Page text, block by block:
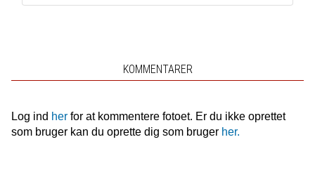
KOMMENTARER
Log ind herfor at kommentere fotoet. Er du ikke oprettet
som bruger kan du oprette dig som bruger her.